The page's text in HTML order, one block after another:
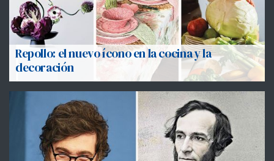
Repollo: el nuevo ícono en la cocina y la
decoración